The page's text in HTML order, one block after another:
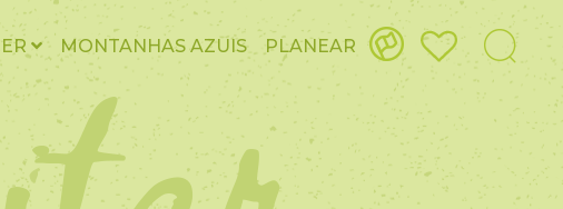
MONTANHAS AZUIS PLANEAR